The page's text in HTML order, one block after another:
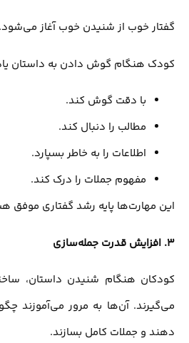
گفتار خوب از شنیدن خوب آغاز می‌شود.
کودک هنگام گوش دادن به داستان
با دقت گوش کند.
مطالب را دنبال کند.
اطلاعات را به خاطر بسپارد.
مفهوم جملات را درک کند.
این مهارت‌ها پایه رشد گفتاری موفق
3. افزایش قدرت جمله‌سازی
کودکان هنگام شنیدن داستان،
می‌گیرند. آن‌ها به مرور می‌آموزند
دهند و جملات کامل بسازند.